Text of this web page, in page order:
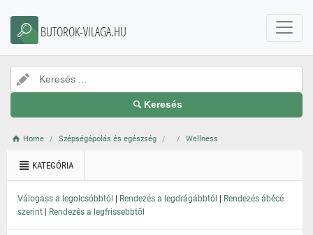
BUTOROK-VILAGA.HU
Keresés
Home Szépségápolás és egészség Wellness
KATEGÓRIA
Válogass a legolcsóbbtól | Rendezés a legdrágábbtól | Rendezés ábécé
szerint | Rendezés a legfrissebbtől